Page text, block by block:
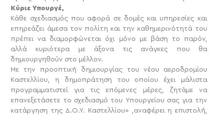
Κύριε Υπουργέ,
Κάθε σχεδιασμός που αφορά σε δομές και υπηρεσίες και
επηρεάζει άμεσα τον πολίτη και την καθημερινότητά του
πρέπει να διαμορφώνεται όχι μόνο με βάση το παρόν,
αλλά κυριότερα με άξονα τις ανάγκες που θα
δημιουργηθούν στο μέλλον.
Με την προοπτική δημιουργίας του νέου αεροδρομίου
Καστελλίου, η δημοπράτηση του οποίου έχει μάλιστα
προγραμματιστεί για τις επόμενες μέρες, ζητάμε να
επανεξετάσετε το σχεδιασμό του Υπουργείου σας για την
κατάργηση της Δ.Ο.Υ. Καστελλίου» ,αναφέρει η επιστολή,